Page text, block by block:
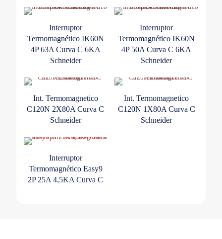
Interruptor
Termomagnético IK60N
4P 63A Curva C 6KA
Schneider
Interruptor
Termomagnético IK60N
4P 50A Curva C 6KA
Schneider
Int. Termomagnetico
C120N 2X80A Curva C
Schneider
Int. Termomagnetico
C120N 1X80A Curva C
Schneider
Interruptor
Termomagnético Easy9
2P 25A 4,5KA Curva C